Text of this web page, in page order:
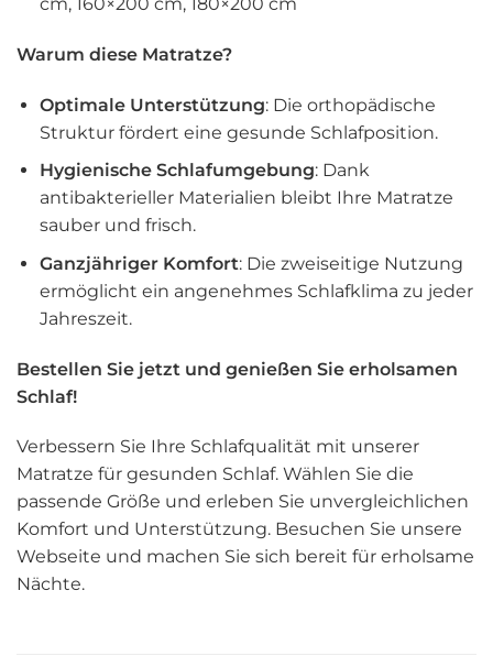
Warum diese Matratze?
Optimale Unterstützung: Die orthopädische
Struktur fördert eine gesunde Schlafposition.
Hygienische Schlafumgebung: Dank
antibakterieller Materialien bleibt Ihre Matratze
sauber und frisch.
Ganzjähriger Komfort: Die zweiseitige Nutzung
ermöglicht ein angenehmes Schlafklima zu jeder
Jahreszeit.
Bestellen Sie jetzt und genießen Sie erholsamen
Schlaf!
Verbessern Sie Ihre Schlafqualität mit unserer
Matratze für gesunden Schlaf. Wählen Sie die
passende Größe und erleben Sie unvergleichlichen
Komfort und Unterstützung. Besuchen Sie unsere
Webseite und machen Sie sich bereit für erholsame
Nächte.